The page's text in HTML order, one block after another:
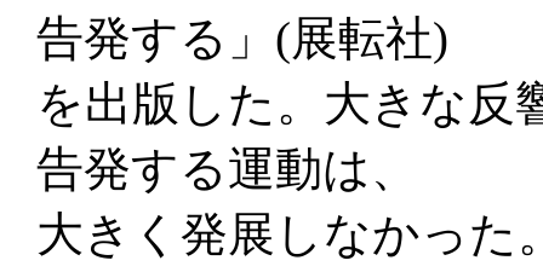
告発する」(展転社)
を出版した。大きな反
告発する運動は、
大きく発展しなかった